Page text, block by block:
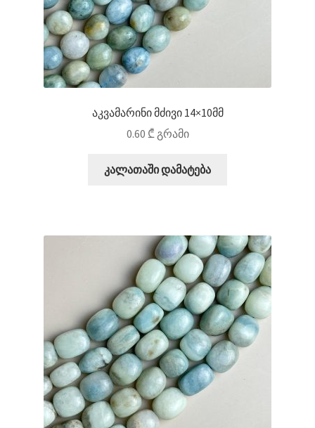
აკვამარინი მძივი 14×10მმ
0.60 ₾გრამი
კალათაში დამატება